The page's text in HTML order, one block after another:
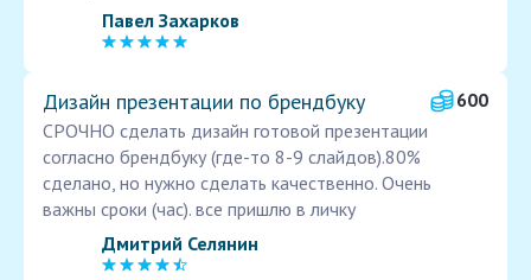
Павел Захарков
Дизайн презентации по брендбуку
600
СРОЧНО сделать дизайн готовой презентации
согласно брендбуку (где-то 8-9 слайдов).80%
сделано, но нужно сделать качественно. Очень
важны сроки (час). все пришлю в личку
Дмитрий Селянин